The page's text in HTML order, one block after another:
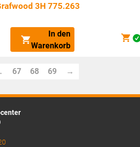
3H 775.263
In den
Warenkorb
67 68 69 →